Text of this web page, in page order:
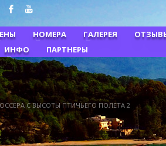
НОМЕРА ГАЛЕРЕЯ
ИНФО ПАРТНЕРЫ
С ВЫСОТЫ ПТИЧЬЕГО ПОЛЕТА 2